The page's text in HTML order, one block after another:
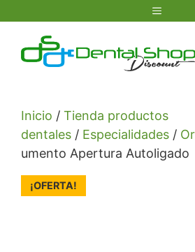
contenido
Menú
Inicio / Tienda productos
dentales / Especialidades /
umento Apertura Autoligado
¡OFERTA!